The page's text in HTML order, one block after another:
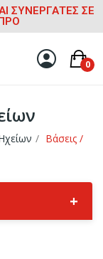
ΣΥΝΕΡΓΑΤΕΣ ΣΕ
0
Βάσεις /
+